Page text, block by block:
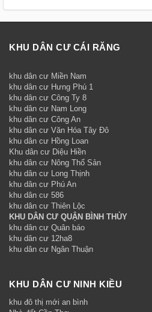
KHU DÂN CƯ CÁI RĂNG
khu dân cư Miền Nam
khu dân cư Hưng Phú 1
khu dân cư Công Ty 8
khu dân cư Nam Long
khu dân cư Công An
khu dân cư Văn Hóa Tây Đô
khu dân cư Hồng Loan
Khu dân cư Diệu Hiền
khu dân cư Nông Thổ Sản
khu dân cư Long Thịnh
khu dân cư Phú An
khu dân cư 586
khu dân cư Thiên Lộc
KHU DÂN CƯ QUẬN BÌNH THỦY
khu dân cư Quân báo
khu dân cư 12ha8
khu dân cư Ngân Thuận
KHU DÂN CƯ NINH KIỀU
khu đô thị mới an bình